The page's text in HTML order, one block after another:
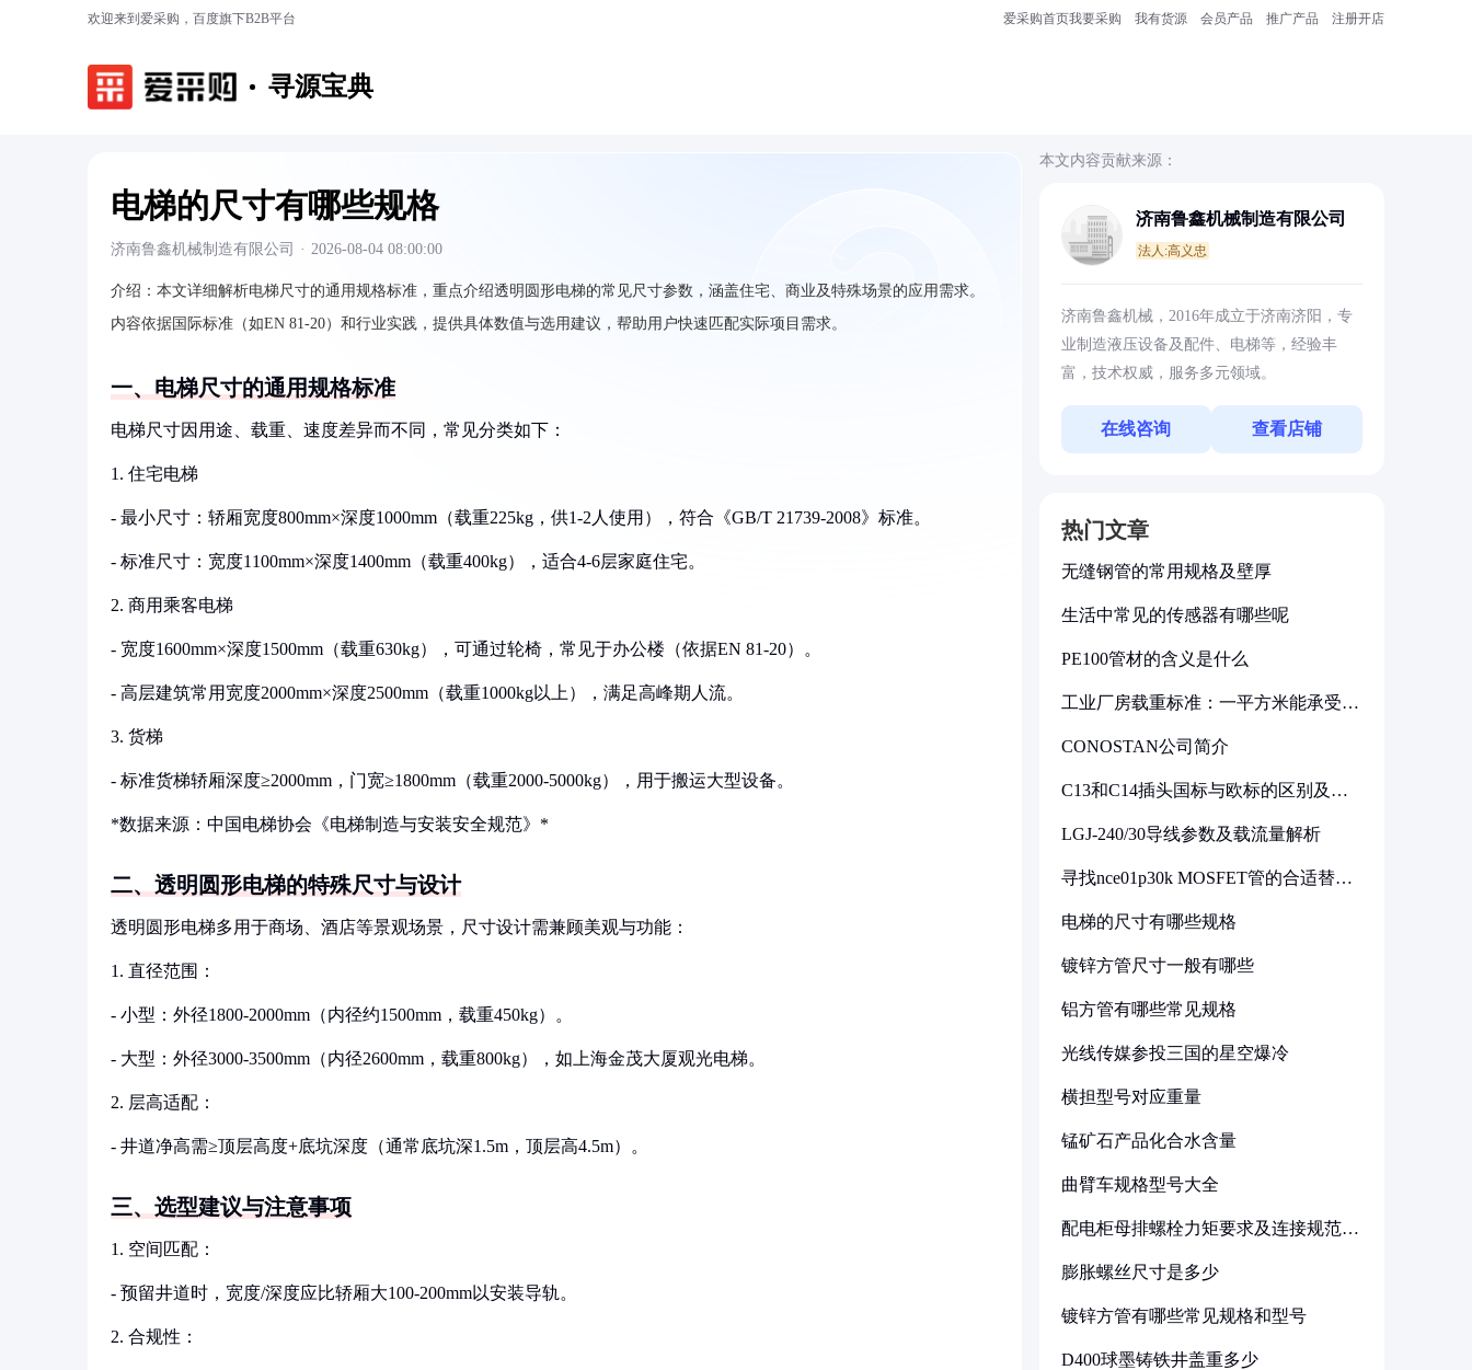
欢迎来到爱采购，百度旗下B2B平台 爱采购首页我要采购 我有货源 会员产品 推广产品 注册开店
寻源宝典
电梯的尺寸有哪些规格
济南鲁鑫机械制造有限公司 · 2026-08-04 08:00:00
介绍： 本文详细解析电梯尺寸的通用规格标准，重点介绍透明圆形电梯的常见尺寸参数，涵盖住宅、商业及特殊场景的应用需求。
内容依据国际标准（如EN 81-20）和行业实践，提供具体数值与选用建议，帮助用户快速匹配实际项目需求。
一、电梯尺寸的通用规格标准
电梯尺寸因用途、载重、速度差异而不同，常见分类如下：
1. 住宅电梯
- 最小尺寸：轿厢宽度800mm×深度1000mm（载重225kg，供1-2人使用），符合《GB/T 21739-2008》标准。
- 标准尺寸：宽度1100mm×深度1400mm（载重400kg），适合4-6层家庭住宅。
2. 商用乘客电梯
- 宽度1600mm×深度1500mm（载重630kg），可通过轮椅，常见于办公楼（依据EN 81-20）。
- 高层建筑常用宽度2000mm×深度2500mm（载重1000kg以上），满足高峰期人流。
3. 货梯
- 标准货梯轿厢深度≥2000mm，门宽≥1800mm（载重2000-5000kg），用于搬运大型设备。
*数据来源：中国电梯协会《电梯制造与安装安全规范》*
二、透明圆形电梯的特殊尺寸与设计
透明圆形电梯多用于商场、酒店等景观场景，尺寸设计需兼顾美观与功能：
1. 直径范围：
- 小型：外径1800-2000mm（内径约1500mm，载重450kg）。
- 大型：外径3000-3500mm（内径2600mm，载重800kg），如上海金茂大厦观光电梯。
2. 层高适配：
- 井道净高需≥顶层高度+底坑深度（通常底坑深1.5m，顶层高4.5m）。
三、选型建议与注意事项
1. 空间匹配：
- 预留井道时，宽度/深度应比轿厢大100-200mm以安装导轨。
2. 合规性：
本文内容贡献来源：
济南鲁鑫机械制造有限公司
法人:高义忠
济南鲁鑫机械，2016年成立于济南济阳，专
业制造液压设备及配件、电梯等，经验丰
富，技术权威，服务多元领域。
在线咨询 查看店铺
热门文章
无缝钢管的常用规格及壁厚
生活中常见的传感器有哪些呢
PE100管材的含义是什么
工业厂房载重标准：一平方米能承受多
CONOSTAN公司简介
C13和C14插头国标与欧标的区别及其
LGJ-240/30导线参数及载流量解析
寻找nce01p30k MOSFET管的合适替代
电梯的尺寸有哪些规格
镀锌方管尺寸一般有哪些
铝方管有哪些常见规格
光线传媒参投三国的星空爆冷
横担型号对应重量
锰矿石产品化合水含量
曲臂车规格型号大全
配电柜母排螺栓力矩要求及连接规范详
膨胀螺丝尺寸是多少
镀锌方管有哪些常见规格和型号
D400球墨铸铁井盖重多少